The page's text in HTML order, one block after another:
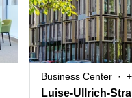
Business Center
Luise-Ullrich-